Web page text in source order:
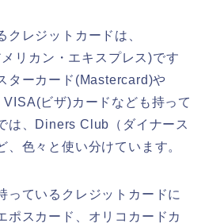
レジットカードは、
リカン・エキスプレス)です
ターカード(Mastercard)や
ビザ)カードなども持って
は、Diners Club（ダイナース
、色々と使い分けています。
っているクレジットカードに
ポスカード、オリコカードカ